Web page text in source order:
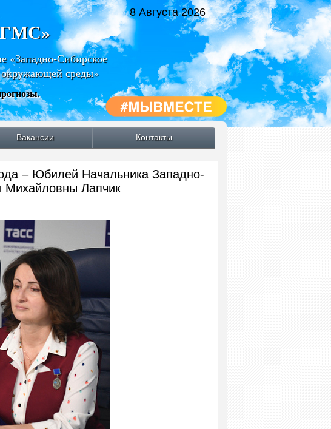
8 Августа 2026
«Западно-Сибирское
окружающей среды»
Вакансии Контакты
– Юбилей Начальника Западно-
Михайловны Лапчик